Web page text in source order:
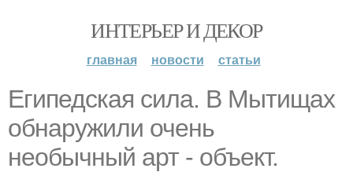
ИНТЕРЬЕР И ДЕКОР
главная новости статьи
Египедская сила. В Мытищах
обнаружили очень
необычный арт - объект.